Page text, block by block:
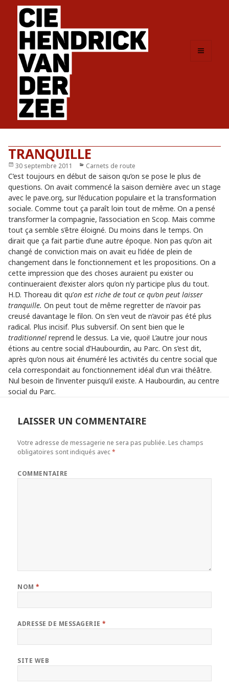
TRANQUILLE
Publié
le
30 septembre 2011 Catégories
Carnets de route
C’est toujours en début de saison qu’on se pose le plus de
questions. On avait commencé la saison dernière avec un stage
avec le pave.org, sur l’éducation populaire et la transformation
sociale. Comme tout ça paraît loin tout de même. On a pensé
transformer la compagnie, l’association en Scop. Mais comme
tout ça semble s’être éloigné. Du moins dans le temps. On
dirait que ça fait partie d’une autre époque. Non pas qu’on ait
changé de conviction mais on avait eu l’idée de plein de
changement dans le fonctionnement et les propositions. On a
cette impression que des choses auraient pu exister ou
continueraient d’exister alors qu’on n’y participe plus du tout.
H.D. Thoreau dit qu’on est riche de tout ce qu’on peut laisser
tranquille. On peut tout de même regretter de n’avoir pas
creusé davantage le filon. On s’en veut de n’avoir pas été plus
radical. Plus incisif. Plus subversif. On sent bien que le
traditionnelreprend le dessus. La vie, quoi! L’autre jour nous
étions au centre social d’Haubourdin, au Parc. On s’est dit,
après qu’on nous ait énuméré les activités du centre social que
cela correspondait au fonctionnement idéal d’un vrai théâtre.
Nul besoin de l’inventer puisqu’il existe. A Haubourdin, au centre
social du Parc.
LAISSER UN COMMENTAIRE
Votre adresse de messagerie ne sera pas publiée. Les champs
obligatoires sont indiqués avec*
COMMENTAIRE
NOM*
ADRESSE DE MESSAGERIE*
SITE WEB